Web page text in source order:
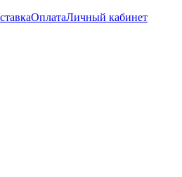
ОплатаЛичный кабинет